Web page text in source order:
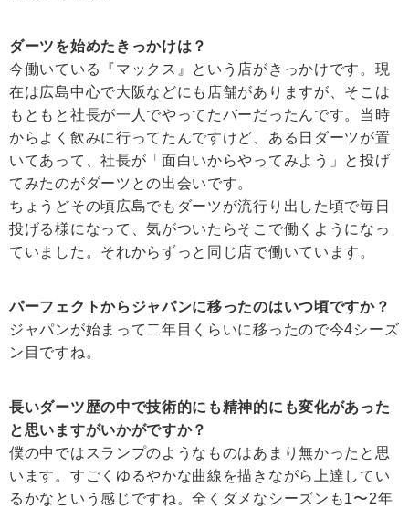
ダーツを始めたきっかけは？
今働いている『マックス』という店がきっかけです。現
在は広島中心で大阪などにも店舗がありますが、そこは
もともと社長が一人でやってたバーだったんです。当時
からよく飲みに行ってたんですけど、ある日ダーツが置
いてあって、社長が「面白いからやってみよう」と投げ
てみたのがダーツとの出会いです。
ちょうどその頃広島でもダーツが流行り出した頃で毎日
投げる様になって、気がついたらそこで働くようになっ
ていました。それからずっと同じ店で働いています。
パーフェクトからジャパンに移ったのはいつ頃ですか？
ジャパンが始まって二年目くらいに移ったので今4シーズ
ン目ですね。
長いダーツ歴の中で技術的にも精神的にも変化があった
と思いますがいかがですか？
僕の中ではスランプのようなものはあまり無かったと思
います。すごくゆるやかな曲線を描きながら上達してい
るかなという感じですね。全くダメなシーズンも1〜2年